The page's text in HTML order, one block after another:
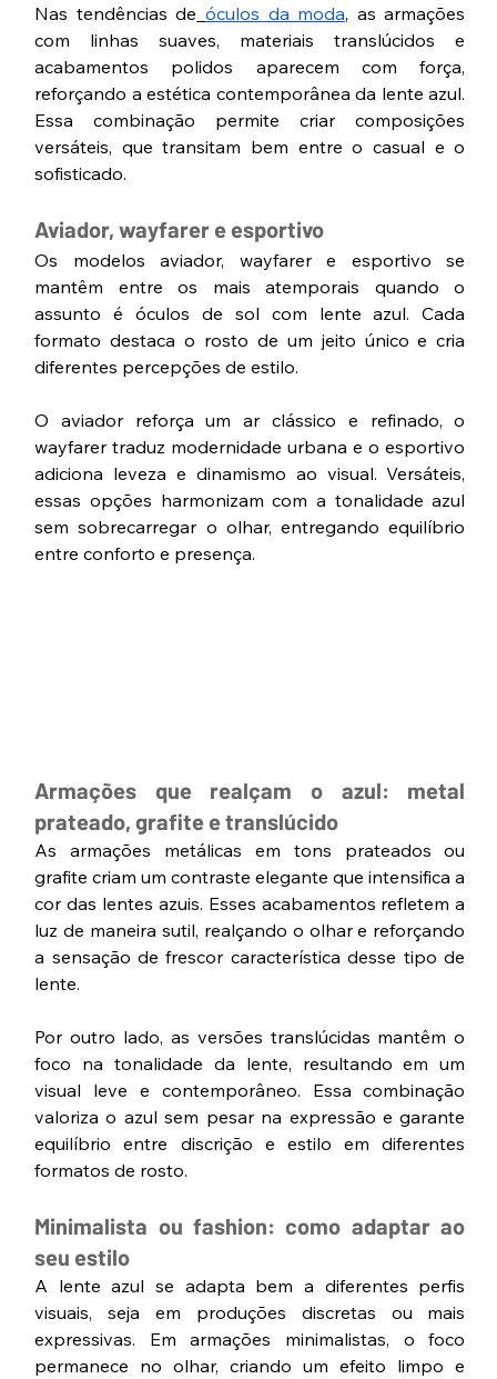
Nas tendências de óculos da moda, as armações
com linhas suaves, materiais translúcidos e
acabamentos polidos aparecem com força,
reforçando a estética contemporânea da lente azul.
Essa combinação permite criar composições
versáteis, que transitam bem entre o casual e o
sofisticado.
Aviador, wayfarer e esportivo
Os modelos aviador, wayfarer e esportivo se
mantêm entre os mais atemporais quando o
assunto é óculos de sol com lente azul. Cada
formato destaca o rosto de um jeito único e cria
diferentes percepções de estilo.
O aviador reforça um ar clássico e refinado, o
wayfarer traduz modernidade urbana e o esportivo
adiciona leveza e dinamismo ao visual. Versáteis,
essas opções harmonizam com a tonalidade azul
sem sobrecarregar o olhar, entregando equilíbrio
entre conforto e presença.
Armações que realçam o azul: metal
prateado, grafite e translúcido
As armações metálicas em tons prateados ou
grafite criam um contraste elegante que intensifica a
cor das lentes azuis. Esses acabamentos refletem a
luz de maneira sutil, realçando o olhar e reforçando
a sensação de frescor característica desse tipo de
lente.
Por outro lado, as versões translúcidas mantêm o
foco na tonalidade da lente, resultando em um
visual leve e contemporâneo. Essa combinação
valoriza o azul sem pesar na expressão e garante
equilíbrio entre discrição e estilo em diferentes
formatos de rosto.
Minimalista ou fashion: como adaptar ao
seu estilo
A lente azul se adapta bem a diferentes perfis
visuais, seja em produções discretas ou mais
expressivas. Em armações minimalistas, o foco
permanece no olhar, criando um efeito limpo e